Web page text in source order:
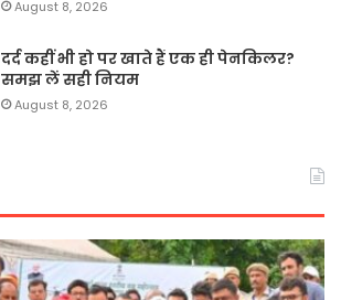
August 8, 2026
दर्द कहीं भी हो पर खाते हैं एक ही पेनकिलर?
समझ लें सही नियम
August 8, 2026